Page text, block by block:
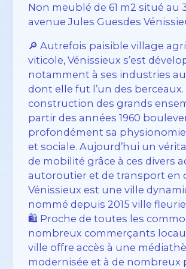
Non meublé de 61 m2 situé au
avenue Jules Guesdes
🔎 Autrefois paisible village
viticole, Vénissieux s’est
notamment à ses industries
dont elle fut l’un des berceaux.
construction des grands
partir des années 1960
profondément sa
et sociale. Aujourd’hui un
de mobilité grâce à ces divers
autoroutier et de transport en
Vénissieux est une ville
nommé depuis 2015 ville fleurie
🛍️ Proche de toutes les
nombreux commerçants
ville offre accès à une
modernisée et à de nombreux